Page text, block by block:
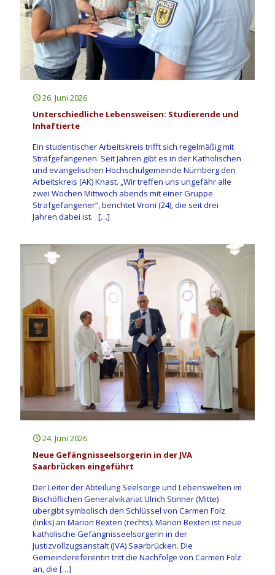
26. Juni 2026
Unterschiedliche Lebensweisen: Studierende und
Inhaftierte
Ein studentischer Arbeitskreis trifft sich regelmäßig mit
Strafgefangenen. Seit Jahren gibt es in der Katholischen
und evangelischen Hochschulgemeinde Nürnberg den
Arbeitskreis (AK) Knast. „Wir treffen uns ungefähr alle
zwei Wochen Mittwoch abends mit einer Gruppe
Strafgefangener“, berichtet Vroni (24), die seit drei
Jahren dabei ist. […]
24. Juni 2026
Neue Gefängnisseelsorgerin in der JVA
Saarbrücken eingeführt
Der Leiter der Abteilung Seelsorge und Lebenswelten im
Bischöflichen Generalvikariat Ulrich Stinner (Mitte)
übergibt symbolisch den Schlüssel von Carmen Folz
(links) an Marion Bexten (rechts). Marion Bexten ist neue
katholische Gefängnisseelsorgerin in der
Justizvollzugsanstalt (JVA) Saarbrücken. Die
Gemeindereferentin tritt die Nachfolge von Carmen Folz
an, die […]